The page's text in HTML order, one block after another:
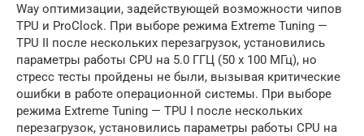
Way оптимизации, задействующей возможности чипов
TPU и ProClock. При выборе режима Extreme Tuning —
TPU II после нескольких перезагрузок, установились
параметры работы CPU на 5.0 ГГЦ (50 х 100 МГц), но
стресс тесты пройдены не были, вызывая критические
ошибки в работе операционной системы. При выборе
режима Extreme Tuning — TPU I после нескольких
перезагрузок, установились параметры работы CPU на